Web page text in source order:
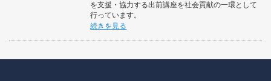
を支援・協力する出前講座を社会貢献の一環として
行っています。
続きを見る